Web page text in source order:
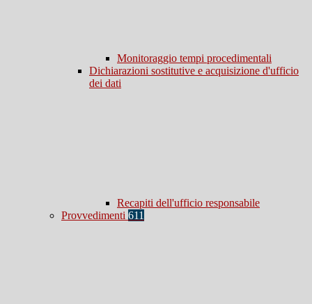
Monitoraggio tempi procedimentali
Dichiarazioni sostitutive e acquisizione d'ufficio
dei dati
Recapiti dell'ufficio responsabile
Provvedimenti 611